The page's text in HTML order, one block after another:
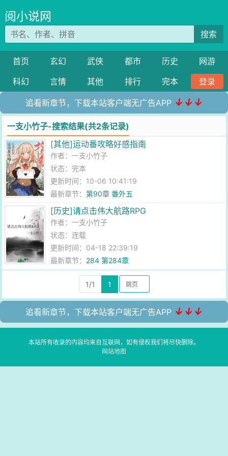
阅小说网
搜索
首页 玄幻 武侠 都市 历史
网游
科幻
言情 其他 排行 完本 登录
追看新章节，下载本站客户端无广告APP ↓↓↓
一支小竹子-搜索结果(共2条记录)
[其他]运动番攻略好感指南
作者：一支小竹子
状态：完本
更新时间：10-06 10:41:19
最新章节：第90章 番外五
[历史]请点击伟大航路RPG
作者：一支小竹子
状态：连载
更新时间：04-18 22:39:19
最新章节： 284 第284章
1/1 1
追看新章节，下载本站客户端无广告APP ↓↓↓
本站所有收录的内容均来自互联网，如有侵权我们将尽快删除。
网站地图